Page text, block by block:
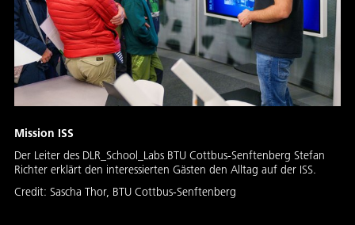
Mission ISS
Der Leiter des DLR_School_Labs BTU Cottbus-Senftenberg Stefan
Richter erklärt den interessierten Gästen den Alltag auf der ISS.
Credit: Sascha Thor, BTU Cottbus-Senftenberg